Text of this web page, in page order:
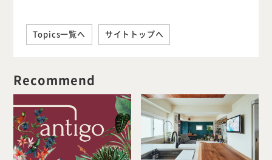
Topics一覧へ サイトトップへ
Recommend